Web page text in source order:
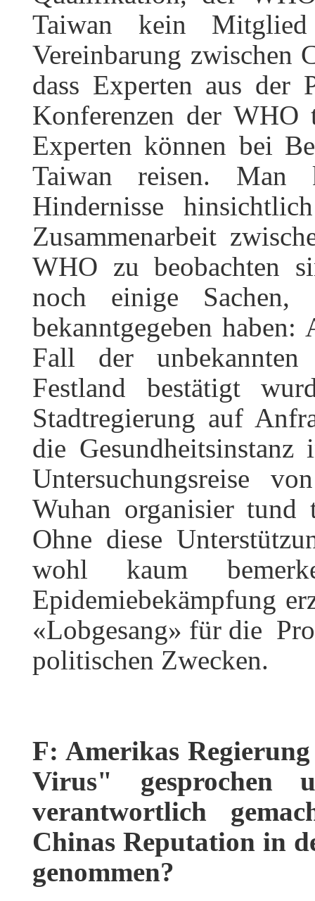
Taiwan kein
Vereinbarung zwischen
dass Experten aus der
Konferenzen der
Experten können bei
Taiwan reisen. Man
Hindernisse
Zusammenarbeit
WHO zu beobachten
noch einige
bekanntgegeben
Fall der unbekannten
Festland bestätigt
Stadtregierung auf
die
Untersuchungsreise
Wuhan organisier tund
Ohne diese
wohl kaum
Epidemiebekämpfung
«Lobgesang» für die
politischen Zwecken.
F: Amerikas
Virus"
verantwortlich
Chinas Reputation in
genommen?